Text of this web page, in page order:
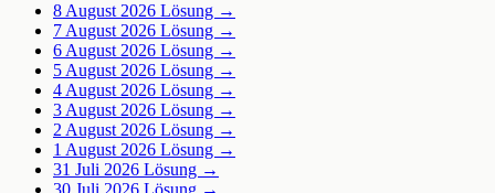
8 August 2026 Lösung →
7 August 2026 Lösung →
6 August 2026 Lösung →
5 August 2026 Lösung →
4 August 2026 Lösung →
3 August 2026 Lösung →
2 August 2026 Lösung →
1 August 2026 Lösung →
31 Juli 2026 Lösung →
30 Juli 2026 Lösung →